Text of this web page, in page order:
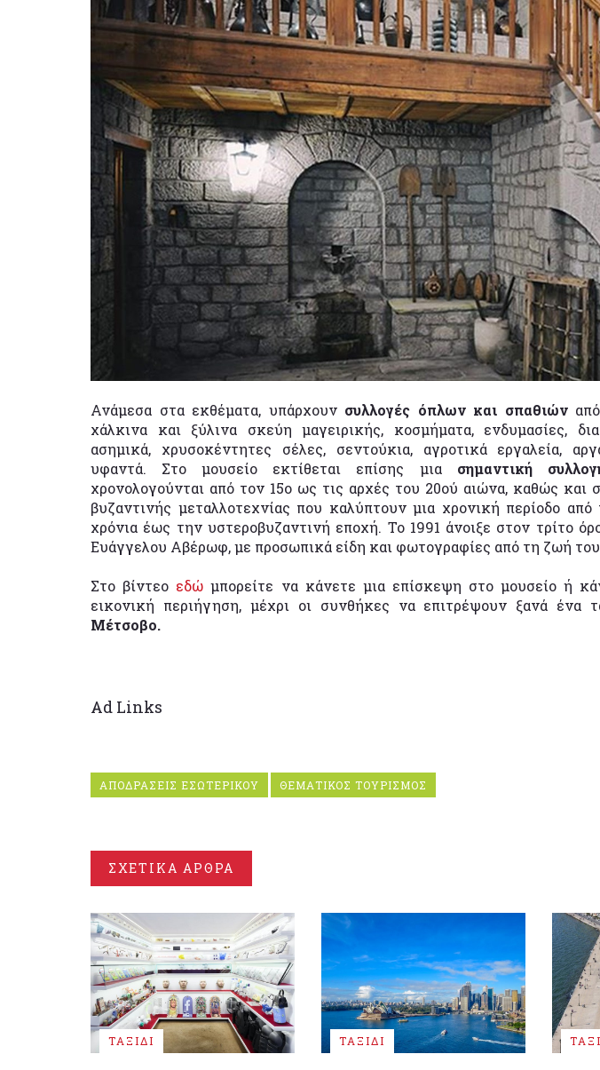
Ανάμεσα στα εκθέματα, υπάρχουν συλλογές όπλων και σπαθιώναπό
χάλκινα και ξύλινα σκεύη μαγειρικής, κοσμήματα, ενδυμασίες,
ασημικά, χρυσοκέντητες σέλες, σεντούκια, αγροτικά εργαλεία,
υφαντά. Στο μουσείο εκτίθεται επίσης μια σημαντική
χρονολογούνται από τον 15ο ως τις αρχές του 20ού αιώνα, καθώς και
βυζαντινής μεταλλοτεχνίας που καλύπτουν μια χρονική περίοδο από
χρόνια έως την υστεροβυζαντινή εποχή. Το 1991 άνοιξε στον τρίτο
Ευάγγελου Αβέρωφ, με προσωπικά είδη και φωτογραφίες από τη ζωή
Στο βίντεο εδώ μπορείτε να κάνετε μια επίσκεψη στο μουσείο ή
εικονική περιήγηση, μέχρι οι συνθήκες να επιτρέψουν ξανά ένα
Μέτσοβο.
Ad Links
ΑΠΟΔΡΑΣΕΙΣ ΕΣΩΤΕΡΙΚΟΥ ΘΕΜΑΤΙΚΟΣ ΤΟΥΡΙΣΜΟΣ
ΣΧΕΤΙΚΑ ΑΡΘΡΑ
ΤΑΞΙΔΙ ΤΑΞΙΔΙ